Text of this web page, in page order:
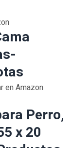
en Amazon
Perro,
x 20